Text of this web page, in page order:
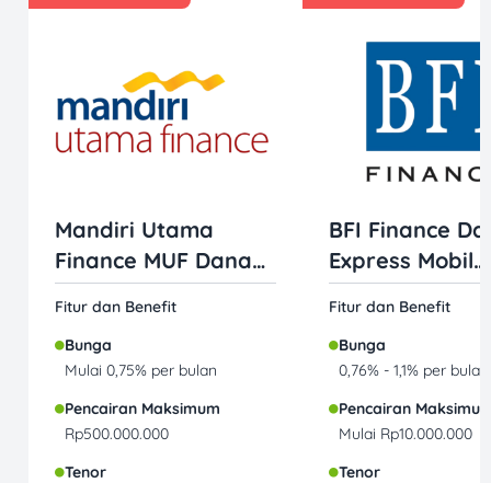
Mandiri Utama
Finance MUF Dana
Mobil
Fitur dan Benefit
Bunga
Mulai 0,75% per bulan
Pencairan Maksimum
Rp500.000.000
Tenor
BFI Finance
Express Mobil
Jaminan BPKB
Fitur dan Benefit
Bunga
0,76% - 1,1% per bulan
Pencairan
Mulai Rp10.000.000
Tenor